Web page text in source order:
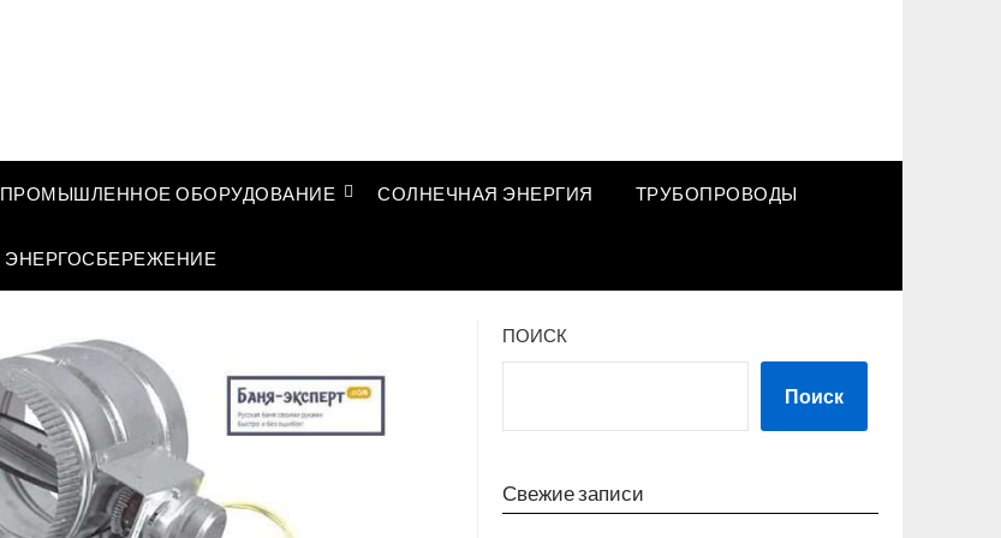
ПРОМЫШЛЕННОЕ ОБОРУДОВАНИЕ СОЛНЕЧНАЯ ЭНЕРГИЯ ТРУБОПРОВОДЫ
ЭНЕРГОСБЕРЕЖЕНИЕ
ПОИСК
Поиск
Свежие записи